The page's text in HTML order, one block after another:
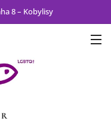
8 – Kobylisy